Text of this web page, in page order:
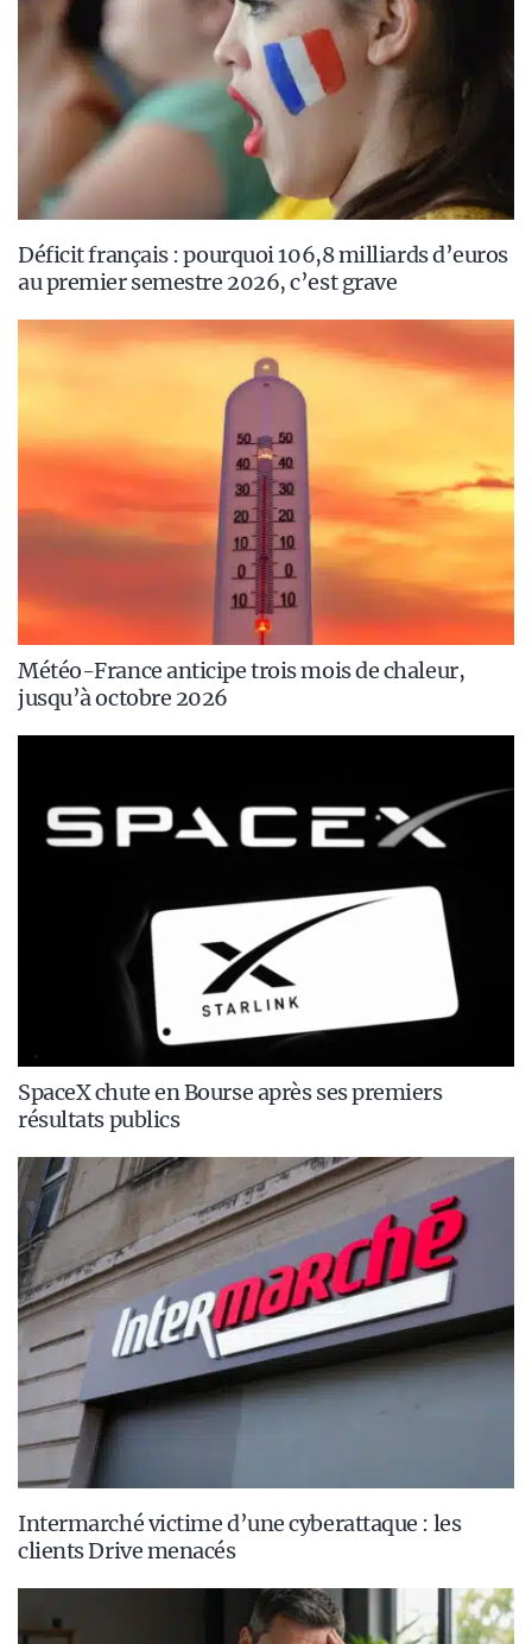
Déficit français : pourquoi 106,8 milliards d’euros
au premier semestre 2026, c’est grave
Météo-France anticipe trois mois de chaleur,
jusqu’à octobre 2026
SpaceX chute en Bourse après ses premiers
résultats publics
Intermarché victime d’une cyberattaque : les
clients Drive menacés